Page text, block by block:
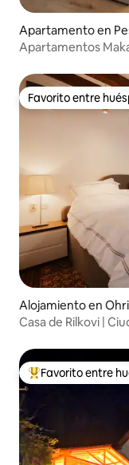
Apartamento en
Apartamentos
Favorito entre
Favorito entre
Alojamiento en
Casa de Rilkovi |
Favorito entre
Favorito entre